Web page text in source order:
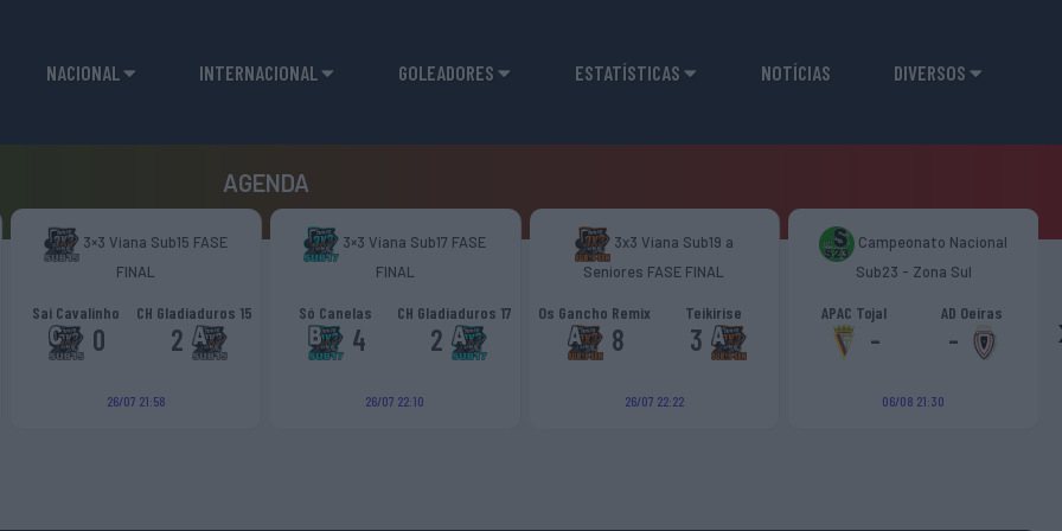
NACIONAL INTERNACIONAL GOLEADORES ESTATÍSTICAS NOTÍCIAS DIVERSOS
AGENDA
3×3 Viana Sub15 FASE
FINAL
Sai Cavalinho
0
CH Gladiaduros 15
2
26/07 21:58
3×3 Viana Sub17 FASE
FINAL
Só Canelas
4
CH Gladiaduros 17
2
26/07 22:10
3x3 Viana Sub19 a
Seniores FASE FINAL
Os Gancho Remix
8
Teikirise
3
26/07 22:22
Campeonato Nacional
Sub23 - Zona Sul
APAC Tojal
-
AD Oeiras
-
06/08 21:30